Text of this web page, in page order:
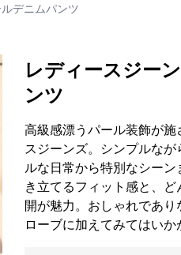
デニムパンツ
レディースジー
ンツ
高級感漂うパール装飾が
スジーンズ。シンプルな
ルな日常から特別なシーン
き立てるフィット感と、
開が魅力。おしゃれであ
ローブに加えてみてはいか